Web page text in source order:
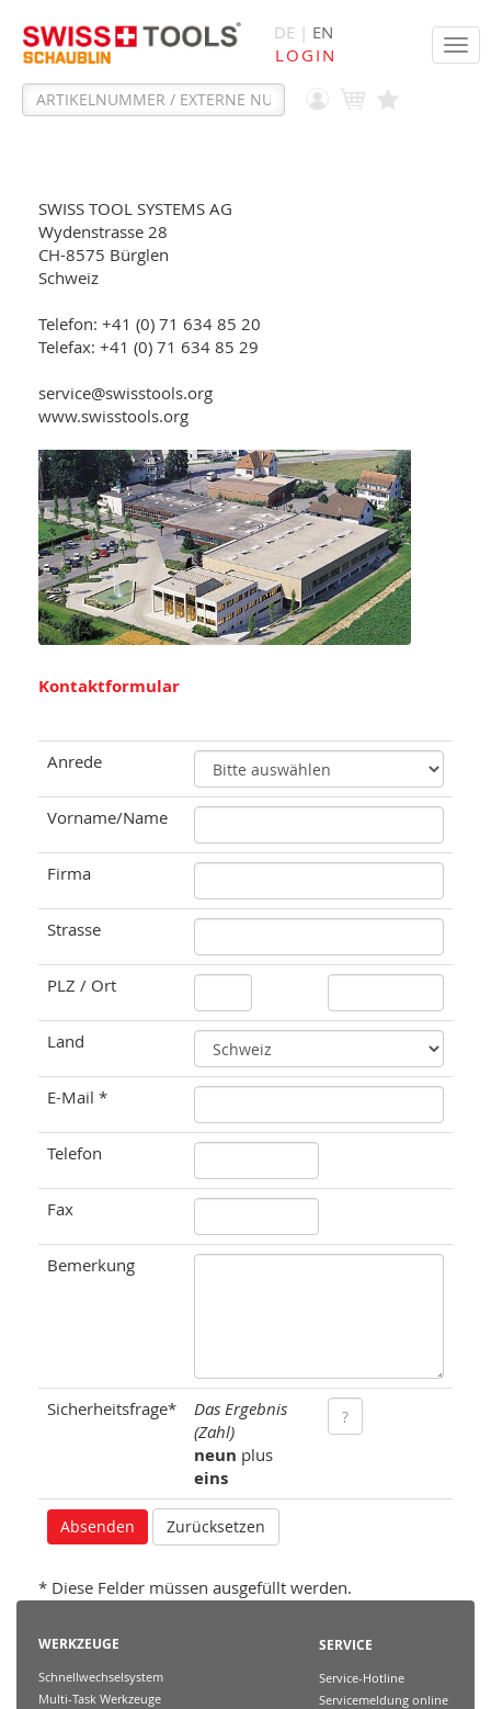
DE | EN
LOGIN
SWISS TOOL SYSTEMS AG
Wydenstrasse 28
CH-8575 Bürglen
Schweiz
Telefon: +41 (0) 71 634 85 20
Telefax: +41 (0) 71 634 85 29
service@swisstools.org
www.swisstools.org
Kontaktformular
Anrede
Vorname/Name
Firma
Strasse
PLZ / Ort
Land
E-Mail *
Telefon
Fax
Bemerkung
Sicherheitsfrage*
Das Ergebnis
(Zahl)
neun plus
eins
* Diese Felder müssen ausgefüllt werden.
WERKZEUGE
Schnellwechselsystem
Multi-Task Werkzeuge
SERVICE
Service-Hotline
Servicemeldung online